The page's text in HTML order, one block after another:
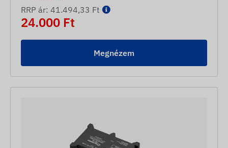
RRP ár: 41.494,33 Ft
24.000 Ft
Megnézem